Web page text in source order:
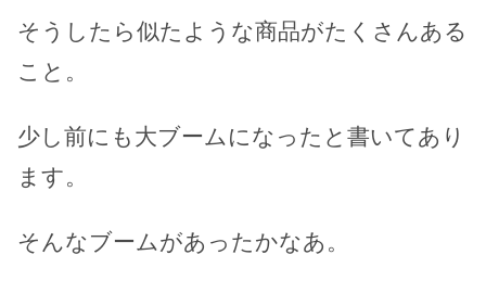
そうしたら似たような商品がたくさんある
こと。
少し前にも大ブームになったと書いてあり
ます。
そんなブームがあったかなあ。